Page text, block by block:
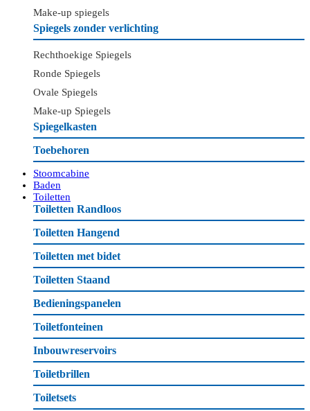
Make-up spiegels
Spiegels zonder verlichting
Rechthoekige Spiegels
Ronde Spiegels
Ovale Spiegels
Make-up Spiegels
Spiegelkasten
Toebehoren
Stoomcabine
Baden
Toiletten
Toiletten Randloos
Toiletten Hangend
Toiletten met bidet
Toiletten Staand
Bedieningspanelen
Toiletfonteinen
Inbouwreservoirs
Toiletbrillen
Toiletsets